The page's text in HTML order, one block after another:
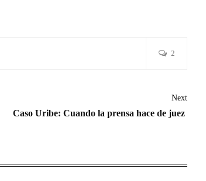
2
Next
Caso Uribe: Cuando la prensa hace de juez